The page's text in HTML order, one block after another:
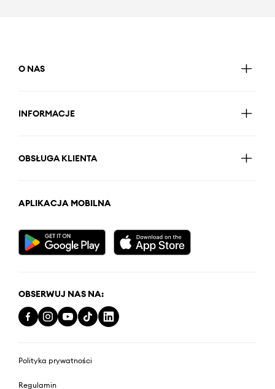
O NAS
INFORMACJE
OBSŁUGA KLIENTA
APLIKACJA MOBILNA
OBSERWUJ NAS NA:
Polityka prywatności
Regulamin